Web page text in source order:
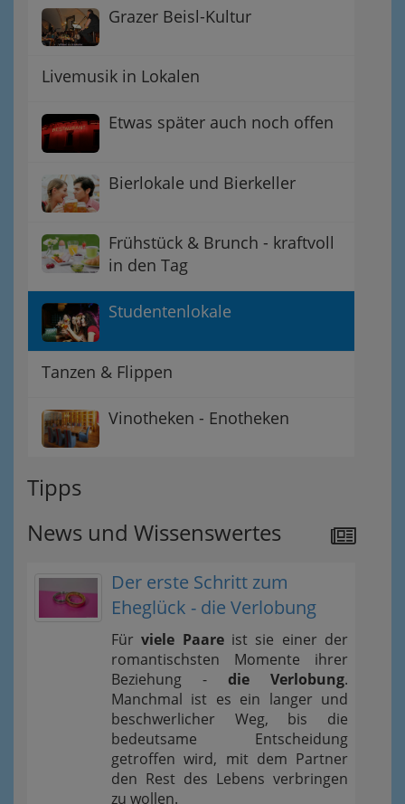
Grazer Beisl-Kultur
Livemusik in Lokalen
Etwas später auch noch offen
Bierlokale und Bierkeller
Frühstück & Brunch - kraftvoll
in den Tag
Studentenlokale
Tanzen & Flippen
Vinotheken - Enotheken
Tipps
News und Wissenswertes
Der erste Schritt zum
Eheglück - die Verlobung
Fürviele Paareist sie einer der
romantischsten Momente ihrer
Beziehung - die Verlobung.
Manchmal ist es ein langer und
beschwerlicher Weg, bis die
bedeutsame Entscheidung
getroffen wird, mit dem Partner
den Rest des Lebens verbringen
zu wollen.